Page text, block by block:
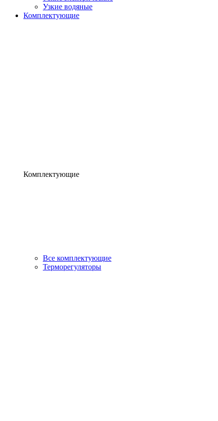
Узкие водяные
Комплектующие
Комплектующие
Все комплектующие
Терморегуляторы